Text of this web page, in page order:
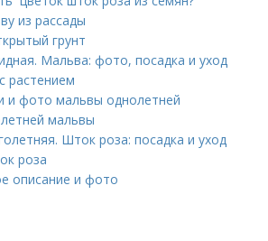
из рассады
грунт
Мальва: фото, посадка и уход
растением
и фото мальвы однолетней
мальвы
Шток роза: посадка и уход
роза
описание и фото